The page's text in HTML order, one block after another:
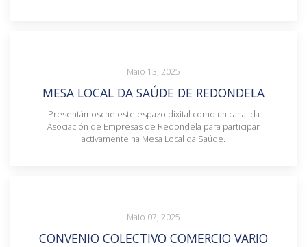
Maio 13, 2025
MESA LOCAL DA SAÚDE DE REDONDELA
Presentámosche este espazo dixital como un canal da
Asociación de Empresas de Redondela para participar
activamente na Mesa Local da Saúde.
Maio 07, 2025
CONVENIO COLECTIVO COMERCIO VARIO